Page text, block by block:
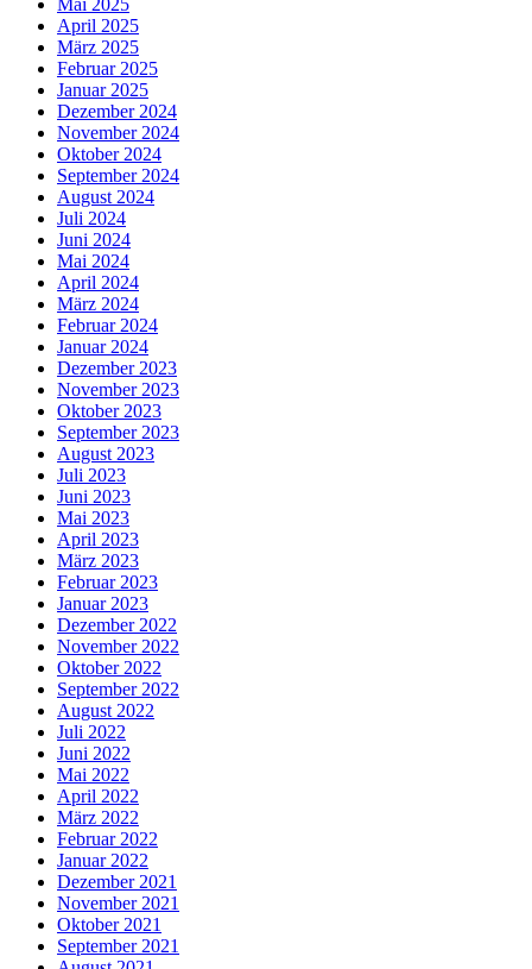
Mai 2025
April 2025
März 2025
Februar 2025
Januar 2025
Dezember 2024
November 2024
Oktober 2024
September 2024
August 2024
Juli 2024
Juni 2024
Mai 2024
April 2024
März 2024
Februar 2024
Januar 2024
Dezember 2023
November 2023
Oktober 2023
September 2023
August 2023
Juli 2023
Juni 2023
Mai 2023
April 2023
März 2023
Februar 2023
Januar 2023
Dezember 2022
November 2022
Oktober 2022
September 2022
August 2022
Juli 2022
Juni 2022
Mai 2022
April 2022
März 2022
Februar 2022
Januar 2022
Dezember 2021
November 2021
Oktober 2021
September 2021